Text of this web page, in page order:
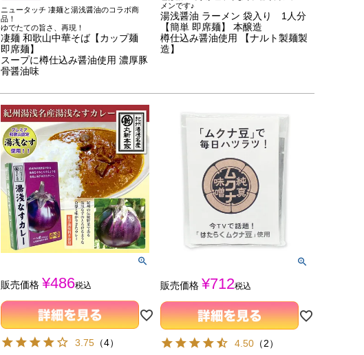
ニュータッチ 凄麺と湯浅醤油のコラボ商
品！
ゆでたての旨さ、再現！
凄麺 和歌山中華そば【カップ麺
即席麺】
スープに樽仕込み醤油使用 濃厚豚
骨醤油味
メンです♪
湯浅醤油 ラーメン 袋入り 1人分
【簡単 即席麺】 本醸造
樽仕込み醤油使用 【ナルト製麺製
造】
販売価格 ¥486税込
3.75 （4）
販売価格 ¥712税込
4.50 （2）